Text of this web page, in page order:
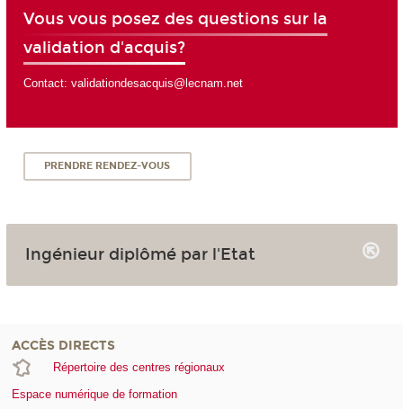
Vous vous posez des questions sur la
validation d'acquis?
Contact: validationdesacquis@lecnam.net
PRENDRE RENDEZ-VOUS
Ingénieur diplômé par l'Etat
ACCÈS DIRECTS
Répertoire des centres régionaux
Espace numérique de formation